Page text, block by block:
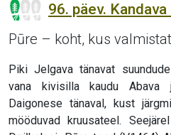
96. päev.
Pūre – koht, kus
Piki Jelgava tänavat
vana kivisilla kaudu Abava
Daigonese tänaval, kust
mööduvad kruusateel.